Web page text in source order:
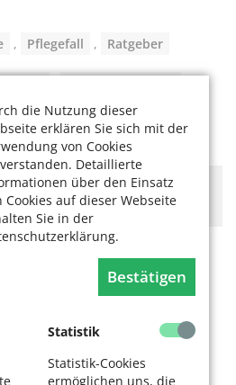
die Nutzung dieser
erklären Sie sich mit der
von Cookies
Detaillierte
über den Einsatz
Cookies auf dieser Webseite
Sie in der
Bestätigen
Statistik
Statistik-Cookies
ermöglichen uns, die
, Pflegefall , Ratgeber
mit der wir uns
Sie dieCookie-Meldung